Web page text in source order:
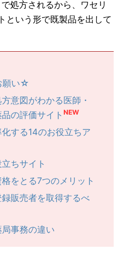
処方されるから、ワセリ
という形で既製品を出して
願い☆
意図がわかる医師・
の評価サイト NEW
する14のお役立ちア
ちサイト
をとる7つのメリット
販売者を取得するべ
事務の違い